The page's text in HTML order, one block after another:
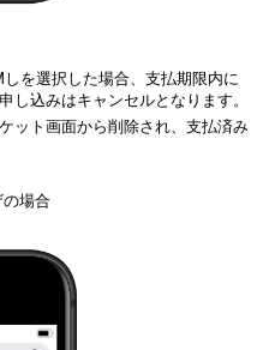
を選択した場合、支払期限内に
込みはキャンセルとなります。
ット画面から削除され、支払済み
場合